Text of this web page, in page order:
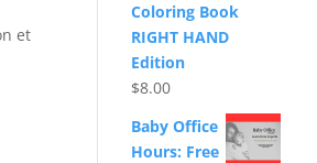
et
Coloring Book
RIGHT HAND
Edition
$8.00
Baby Office
Hours: Free